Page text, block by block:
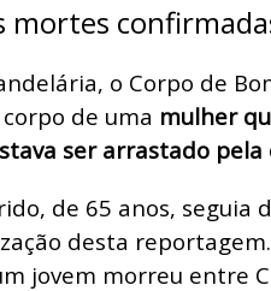
mortes
o Corpo de
corpo de uma mulher
ser arrastado pela
de 65 anos, seguia
desta
jovem morreu entre